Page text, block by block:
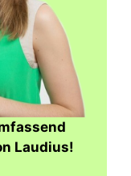
Laudius!